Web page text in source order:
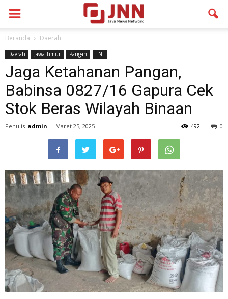
Beranda Daerah
Daerah Jawa Timur Pangan TNI
Jaga Ketahanan Pangan,
Babinsa 0827/16 Gapura Cek
Stok Beras Wilayah Binaan
Penulis admin - Maret 25, 2025 0
492